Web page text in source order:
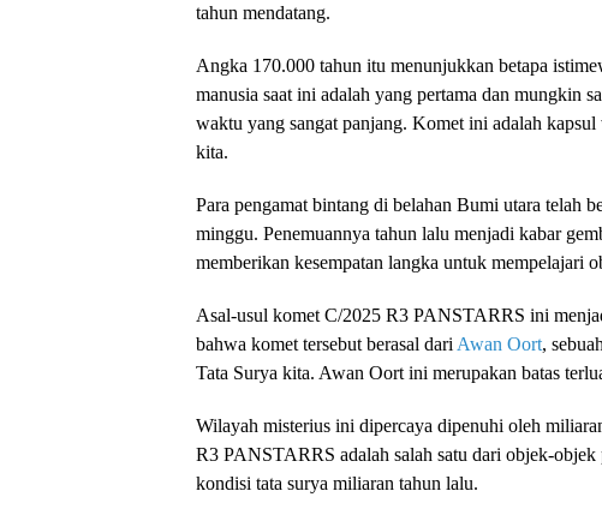
tahun mendatang.
Angka 170.000 tahun itu menunjukkan betapa
manusia saat ini adalah yang pertama dan mungkin
waktu yang sangat panjang. Komet ini adalah
kita.
Para pengamat bintang di belahan Bumi utara telah
minggu. Penemuannya tahun lalu menjadi kabar
memberikan kesempatan langka untuk mempelajari
Asal-usul komet C/2025 R3 PANSTARRS ini
bahwa komet tersebut berasal dari Awan Oort,
Tata Surya kita. Awan Oort ini merupakan batas
Wilayah misterius ini dipercaya dipenuhi oleh
R3 PANSTARRS adalah salah satu dari objek-objek
kondisi tata surya miliaran tahun lalu.